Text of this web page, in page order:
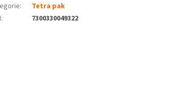
:
Tetra pak
: 7300330049322